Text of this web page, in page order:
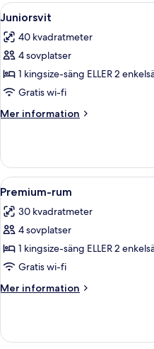
Öppna
alla
foton
för
Juniorsvit
6
Juniorsvit
40 kvadratmeter
4 sovplatser
1 kingsize-säng ELLER 2
Gratis wi-fi
Mer information
Mer
Öppna
alla
foton
för
Premium-
rum
6
Premium-rum
30 kvadratmeter
4 sovplatser
1 kingsize-säng ELLER 2
Gratis wi-fi
Mer information
Mer
rum